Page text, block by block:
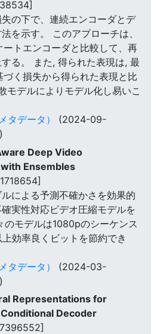
の下で、連続エンコーダとデ
を示す。 このアプローチは、
ートエンコーダと比較して、再
る。 また, 得られた表現は, 最
づく損失から得られた表現と比
モデルによりモデル化し易いこ
タデータ）
(2024-09-
Deep Video
Ensembles
による予測不確かさを効果的
実性対応ビデオ圧縮モデルを
のモデルは1080pのシーケンス
効率良くビットを節約でき
タデータ）
(2024-03-
Representations for
Decoder